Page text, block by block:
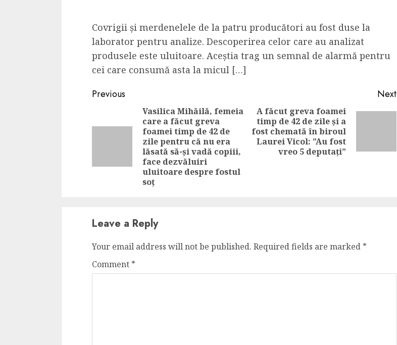
Covrigii și merdenelele de la patru producători au fost duse la
laborator pentru analize. Descoperirea celor care au analizat
produsele este uluitoare. Aceștia trag un semnal de alarmă pentru
cei care consumă asta la micul […]
Continue
Reading
Previous
Previous
Vasilica Mihăilă, femeia
care a făcut greva
foamei timp de 42 de
zile pentru că nu era
lăsată să-și vadă copiii,
face dezvăluiri
uluitoare despre fostul
soț
Next
Next
post:
A făcut greva foamei
timp de 42 de zile și a
fost chemată în biroul
Laurei Vicol: ”Au fost
vreo 5 deputați”
Leave a Reply
Your email address will not be published. Required fields are marked *
Comment *